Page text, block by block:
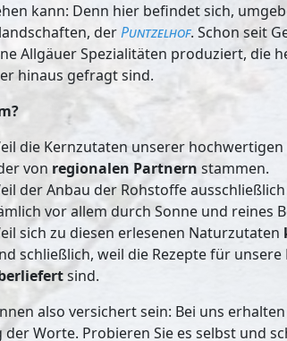
kann: Denn hier befindet sich,
derPuntzelhof. Schon seit
Allgäuer Spezialitäten produziert, die
hinaus gefragt sind.
die Kernzutaten unserer hochwertigen
von regionalen Partnern stammen.
der Anbau der Rohstoffe
vor allem durch Sonne und reines
sich zu diesen erlesenen Naturzutaten
schließlich, weil die Rezepte für unsere
sind.
also versichert sein: Bei uns
der Worte. Probieren Sie es selbst und